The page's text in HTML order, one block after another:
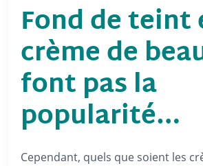
Fond de teint
crème de
font pas la
popularité…
Cependant, quels que soient les